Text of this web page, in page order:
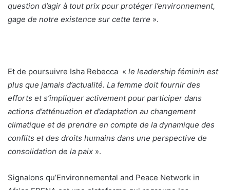
question d’agir à tout prix pour protéger l’environnement,
gage de notre existence sur cette terre ».
Et de poursuivre Isha Rebecca « le leadership féminin est
plus que jamais d’actualité. La femme doit fournir des
efforts et s’impliquer activement pour participer dans
actions d’atténuation et d’adaptation au changement
climatique et de prendre en compte de la dynamique des
conflits et des droits humains dans une perspective de
consolidation de la paix ».
Signalons qu’Environnemental and Peace Network in